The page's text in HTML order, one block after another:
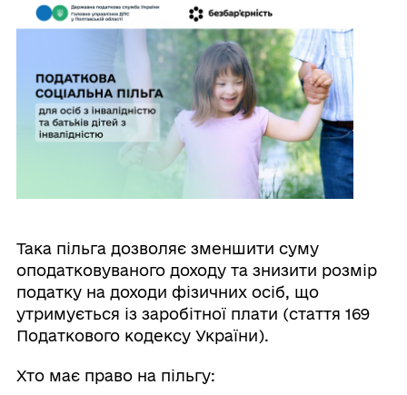
Така пільга дозволяє зменшити суму
оподатковуваного доходу та знизити розмір
податку на доходи фізичних осіб, що
утримується із заробітної плати (стаття 169
Податкового кодексу України).
Хто має право на пільгу: